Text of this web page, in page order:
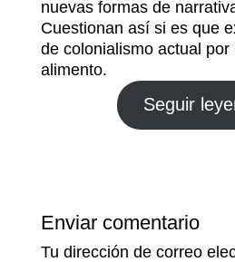
nuevas formas de
Cuestionan así si es que
de colonialismo actual por
alimento.
Seguir
Enviar comentario
Tu dirección de correo